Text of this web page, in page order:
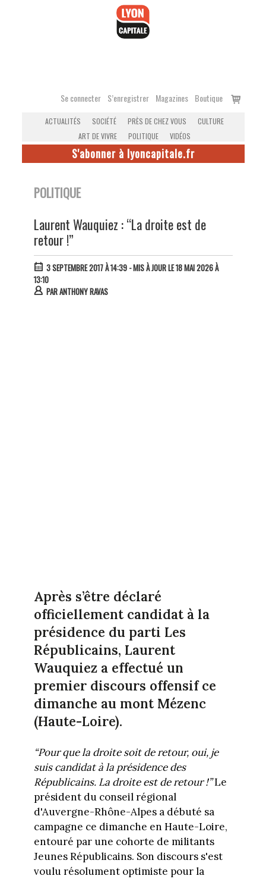
Se connecter S’enregistrer Magazines Boutique
Voir
ACTUALITÉS SOCIÉTÉ PRÈS DE CHEZ VOUS
CULTURE
ART DE VIVRE
POLITIQUE VIDÉOS
S'abonner à lyoncapitale.fr
POLITIQUE
Laurent Wauquiez : “La droite est de
retour !”
3 SEPTEMBRE 2017 À 14:39- MIS À JOUR LE 18 MAI 2026 À
13:10
PARANTHONY RAVAS
Après s’être déclaré
officiellement candidat à la
présidence du parti Les
Républicains, Laurent
Wauquiez a effectué un
premier discours offensif ce
dimanche au mont Mézenc
(Haute-Loire).
“Pour que la droite soit de retour, oui, je
suis candidat à la présidence des
Républicains. La droite est de retour !”Le
président du conseil régional
d'Auvergne-Rhône-Alpes a débuté sa
campagne ce dimanche en Haute-Loire,
entouré par une cohorte de militants
Jeunes Républicains. Son discours s'est
voulu résolument optimiste pour la